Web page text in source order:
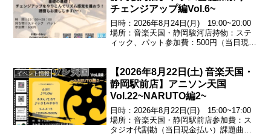
チェンジアップ編Vol.6~
日時：2026年8月24日(月) 19:00~20:00
場所：音楽天国・静岡駿河店持物：ステ
ィック、パット参加費：500円（当日現金
します♪エントリー受付中！054...
イベント情報
【2026年8月22日(土) 音楽天国・
静岡駅前店】アニソン天国
Vol.22~NARUTO編2~
日時：2026年8月22日(日) 15:00~17:00
場所：音楽天国・静岡駅前店参加費：ス
タジオ代割勘（当日現金払い）課題曲